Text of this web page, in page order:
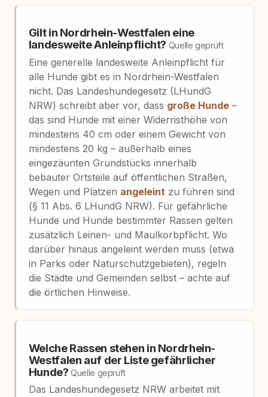
Gilt in Nordrhein-Westfalen eine
landesweite Anleinpflicht? Quelle geprüft
Eine generelle landesweite Anleinpflicht für
alle Hunde gibt es in Nordrhein-Westfalen
nicht. Das Landeshundegesetz (LHundG
NRW) schreibt aber vor, dass große Hunde–
das sind Hunde mit einer Widerristhöhe von
mindestens 40 cm oder einem Gewicht von
mindestens 20 kg – außerhalb eines
eingezäunten Grundstücks innerhalb
bebauter Ortsteile auf öffentlichen Straßen,
Wegen und Plätzen angeleint zu führen sind
(§ 11 Abs. 6 LHundG NRW). Für gefährliche
Hunde und Hunde bestimmter Rassen gelten
zusätzlich Leinen- und Maulkorbpflicht. Wo
darüber hinaus angeleint werden muss (etwa
in Parks oder Naturschutzgebieten), regeln
die Städte und Gemeinden selbst – achte auf
die örtlichen Hinweise.
Welche Rassen stehen in Nordrhein-
Westfalen auf der Liste gefährlicher
Hunde?Quelle geprüft
Das Landeshundegesetz NRW arbeitet mit